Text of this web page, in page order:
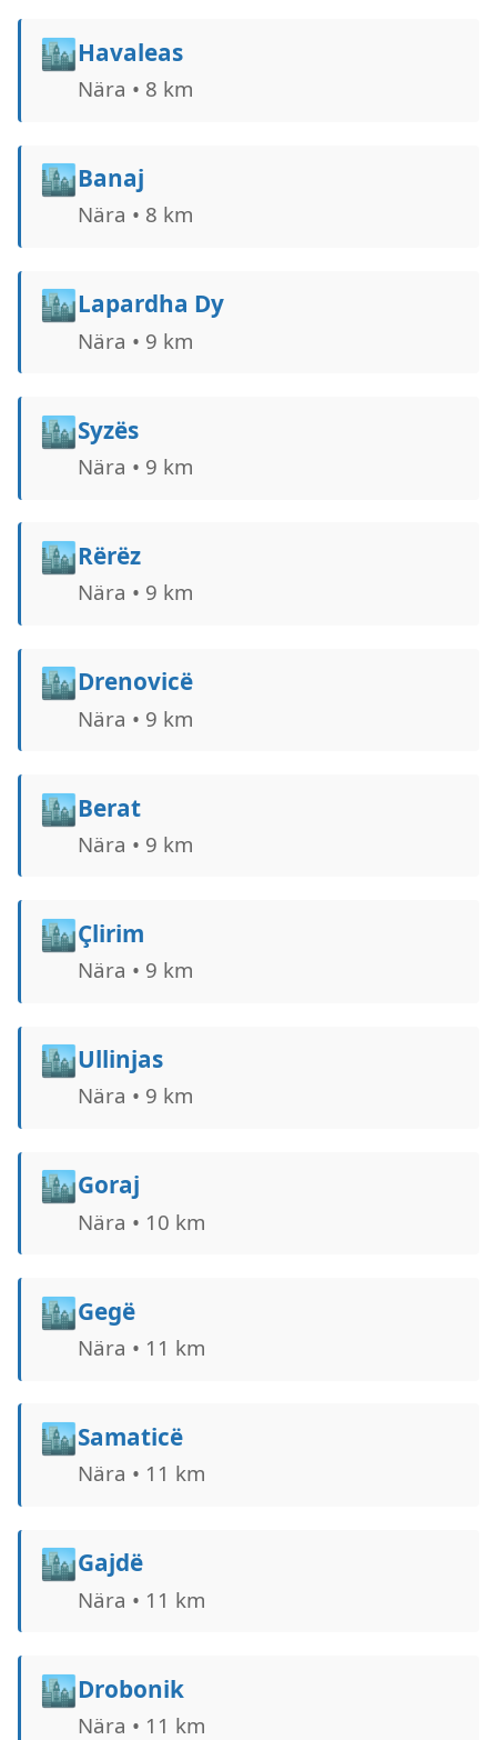
🏙️Havaleas
Nära • 8 km
🏙️Banaj
Nära • 8 km
🏙️Lapardha Dy
Nära • 9 km
🏙️Syzës
Nära • 9 km
🏙️Rërëz
Nära • 9 km
🏙️Drenovicë
Nära • 9 km
🏙️Berat
Nära • 9 km
🏙️Çlirim
Nära • 9 km
🏙️Ullinjas
Nära • 9 km
🏙️Goraj
Nära • 10 km
🏙️Gegë
Nära • 11 km
🏙️Samaticë
Nära • 11 km
🏙️Gajdë
Nära • 11 km
🏙️Drobonik
Nära • 11 km